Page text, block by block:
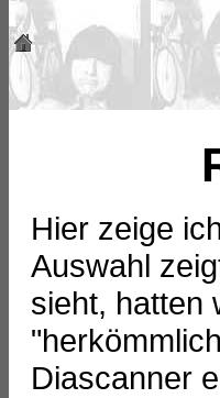
Hier zeige
Auswahl
sieht, hatten
Diascanner